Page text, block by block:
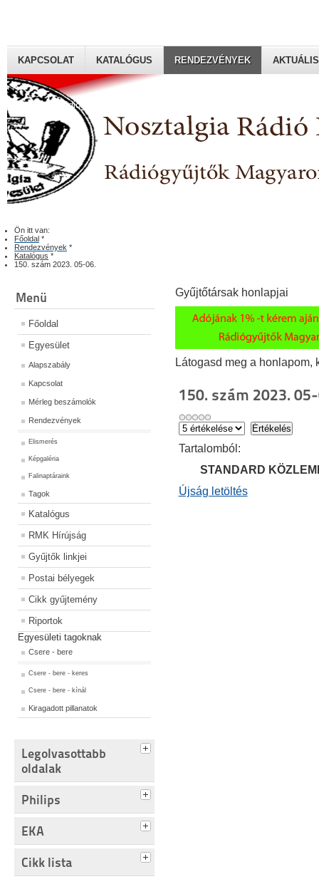
Rádiógyűjtők Magyaroszági Klubja
KAPCSOLAT KATALÓGUS RENDEZVÉNYEK AKTUÁLIS
Ön itt van:
Főoldal *
Rendezvények *
Katalógus *
150. szám 2023. 05-06.
Menü
Főoldal
Egyesület
Alapszabály
Kapcsolat
Mérleg beszámolók
Rendezvények
Elismerés
Képgaléria
Falinaptáraink
Tagok
Katalógus
RMK Hírújság
Gyűjtők linkjei
Postai bélyegek
Cikk gyűjtemény
Riportok
Egyesületi tagoknak
Csere - bere
Csere - bere - keres
Csere - bere - kínál
Kiragadott pillanatok
Legolvasottabb
oldalak
Philips
EKA
Cikk lista
Gyűjtőtársak honlapjai
Látogasd meg a honlapom,
150. szám 2023.
Tartalomból:
STANDARD
Újság letöltés